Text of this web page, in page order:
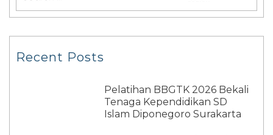
Recent Posts
Pelatihan BBGTK 2026 Bekali
Tenaga Kependidikan SD
Islam Diponegoro Surakarta